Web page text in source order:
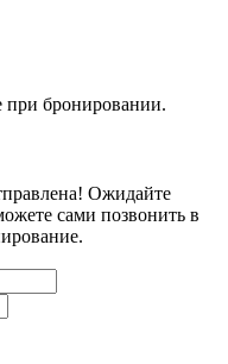
при бронировании.
Ожидайте
сами позвонить в